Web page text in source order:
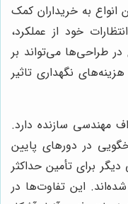
به خریداران کمک
خود از عملکرد،
در طراحی‌ها می‌تواند بر
نگهداری تاثیر
مهندسی سازنده دارد.
در دورهای پایین
برای تأمین حداکثر
این تفاوت‌ها در